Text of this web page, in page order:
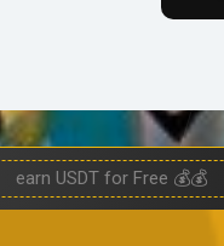
earn USDT for Free 💰💰